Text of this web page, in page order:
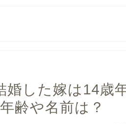
婚した嫁は14歳
齢や名前は？